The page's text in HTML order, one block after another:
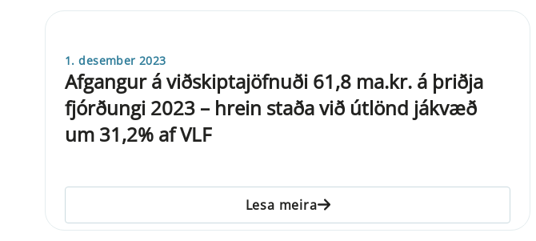
1. desember 2023
Afgangur á viðskiptajöfnuði 61,8 ma.kr. á þriðja
fjórðungi 2023 – hrein staða við útlönd jákvæð
um 31,2% af VLF
Lesa meira